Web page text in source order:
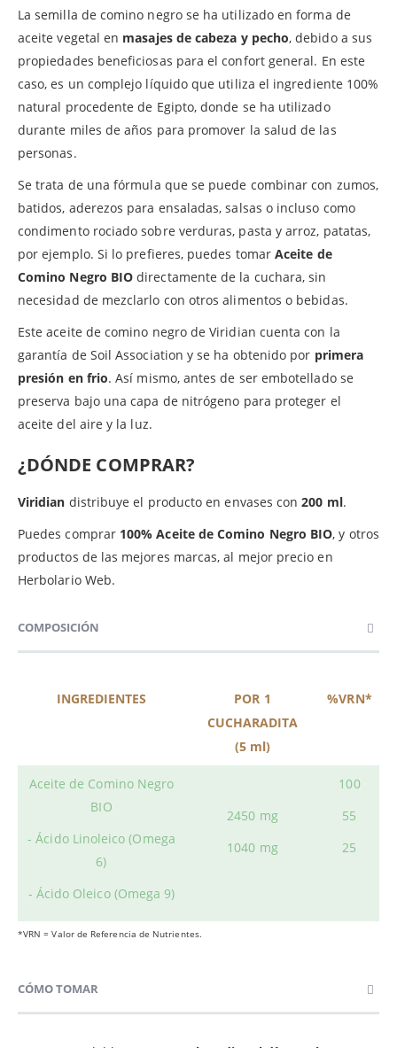
La semilla de comino negro se ha utilizado en forma de
aceite vegetal en masajes de cabeza y pecho, debido a sus
propiedades beneficiosas para el confort general. En este
caso, es un complejo líquido que utiliza el ingrediente 100%
natural procedente de Egipto, donde se ha utilizado
durante miles de años para promover la salud de las
personas.
Se trata de una fórmula que se puede combinar con zumos,
batidos, aderezos para ensaladas, salsas o incluso como
condimento rociado sobre verduras, pasta y arroz, patatas,
por ejemplo. Si lo prefieres, puedes tomarAceite de
Comino Negro BIO directamente de la cuchara, sin
necesidad de mezclarlo con otros alimentos o bebidas.
Este aceite de comino negro de Viridian cuenta con la
garantía de Soil Association y se ha obtenido por primera
presión en frio. Así mismo, antes de ser embotellado se
preserva bajo una capa de nitrógeno para proteger el
aceite del aire y la luz.
¿DÓNDE COMPRAR?
Viridian distribuye el producto en envases con200 ml.
Puedes comprar 100% Aceite de Comino Negro BIO, y otros
productos de las mejores marcas, al mejor precio en
Herbolario Web.
COMPOSICIÓN
INGREDIENTES
POR 1
CUCHARADITA
(5 ml)
%VRN*
Aceite de Comino Negro
BIO
- Ácido Linoleico (Omega
6)
- Ácido Oleico (Omega 9)
2450 mg
1040 mg
100
55
25
*VRN = Valor de Referencia de Nutrientes.
CÓMO TOMAR